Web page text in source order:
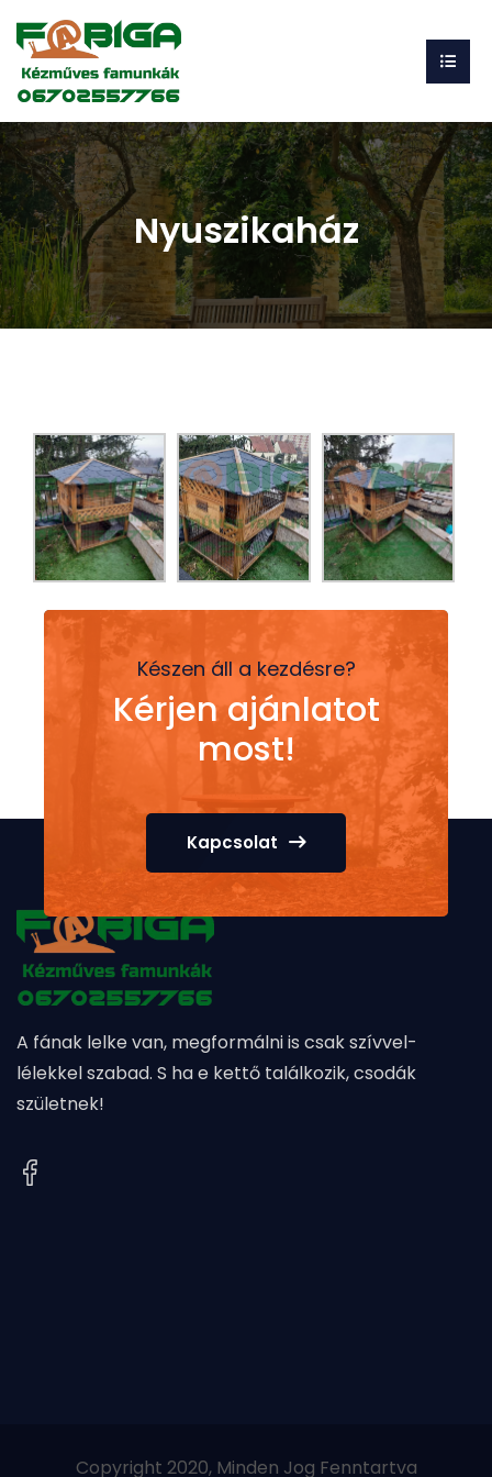
Nyuszikaház
Készen áll a kezdésre?
Kérjen ajánlatot
most!
Kapcsolat
A fának lelke van, megformálni is csak szívvel-
lélekkel szabad. S ha e kettő találkozik, csodák
születnek!
Copyright 2020, Minden Jog Fenntartva